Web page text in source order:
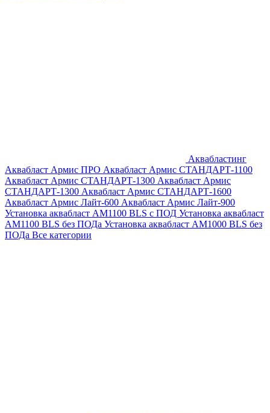
Аквабластинг
Аквабласт Армис ПРО Аквабласт Армис СТАНДАРТ-1100
Аквабласт Армис СТАНДАРТ-1300 Аквабласт Армис
СТАНДАРТ-1300 Аквабласт Армис СТАНДАРТ-1600
Аквабласт Армис Лайт-600 Аквабласт Армис Лайт-900
Установка аквабласт AM1100 BLS с ПОД Установка аквабласт
AM1100 BLS без ПОДа Установка аквабласт AM1000 BLS без
ПОДа Все категории